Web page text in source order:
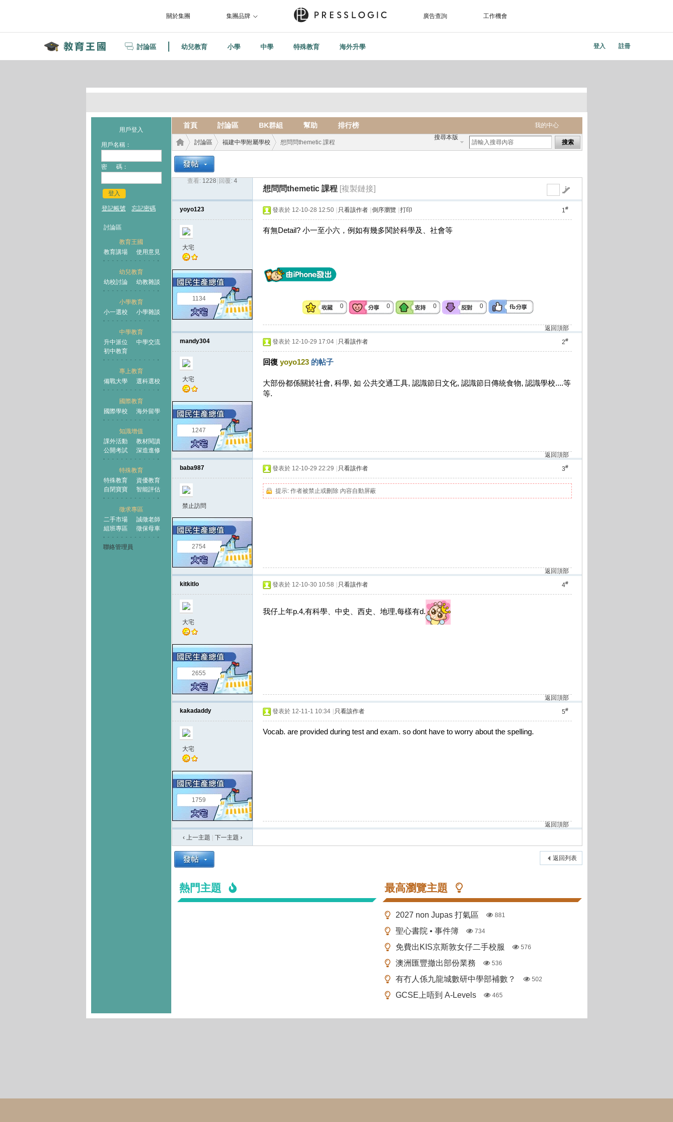
關於集團 集團品牌 廣告查詢 工作機會
討論區 幼兒教育 小學 中學 特殊教育 海外升學 登入 註冊
用戶登入
用戶名稱：
密 碼：
登入
登記帳號 忘記密碼
討論區
教育王國
教育講場
使用意見
幼兒教育
幼校討論
幼教雜談
小學教育
小一選校
小學雜談
中學教育
升中派位
中學交流
初中教育
專上教育
備戰大學
選科選校
國際教育
國際學校
海外留學
知識增值
課外活動
教材閱讀
公開考試
深造進修
特殊教育
特殊教育
資優教育
自閉寶寶
智能評估
徵求專區
二手市場
誠徵老師
組班專區
徵保母車
聯絡管理員
我的中心
首頁 討論區 BK群組 幫助 排行榜
搜尋本版
搜索
王國
討論區
›
福建中學附屬學校
›
想問問themetic 課程
查看: 1228 回覆: 4
想問問themetic 課程 [複製鏈接]
yoyo123
大宅
1134
1#
發表於 12-10-28 12:50 只看該作者 倒序瀏覽 打印
有無Detail? 小一至小六，例如有幾多関於科學及、社會等
0 0 0 0
返回頂部
mandy304
大宅
1247
2#
發表於 12-10-29 17:04 只看該作者
回復 yoyo123 的帖子
大部份都係關於社會, 科學, 如 公共交通工具, 認識節日文化, 認識節日傳統食物, 認識學校....等
等.
返回頂部
baba987
禁止訪問
2754
3#
發表於 12-10-29 22:29 只看該作者
提示: 作者被禁止或刪除 內容自動屏蔽
返回頂部
kitkitlo
大宅
2655
4#
發表於 12-10-30 10:58 只看該作者
我仔上年p.4,有科學、中史、西史、地理,每樣有d.
返回頂部
kakadaddy
大宅
1759
5#
發表於 12-11-1 10:34 只看該作者
Vocab. are provided during test and exam. so dont have to worry about the spelling.
返回頂部
‹ 上一主題
下一主題 ›
返回列表
熱門主題 最高瀏覽主題
2027 non Jupas 打氣區 881
聖心書院 • 事件簿 734
免費出KIS京斯敦女仔二手校服 576
澳洲匯豐撤出部份業務 536
有冇人係九龍城數研中學部補數？ 502
GCSE上唔到 A-Levels 465